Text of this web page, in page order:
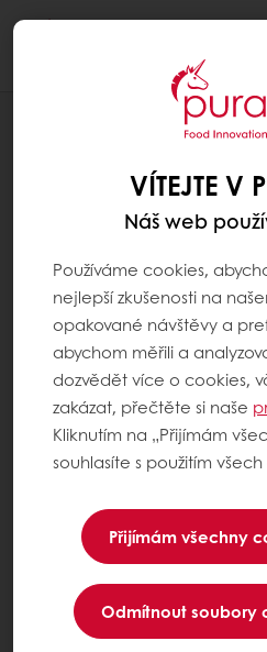
BAGEL
VÍTEJTE V
Náš web
Používáme cookies,
nejlepší zkušenosti na
opakované návštěvy a
abychom měřili a
dozvědět více o cookies,
zakázat, přečtěte si naše
Kliknutím na „Přijímám
souhlasíte s použitím
Přijímám všechny
Odmítnout soubory